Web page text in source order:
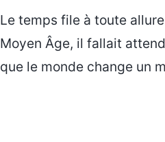
Le temps file à toute
Moyen Âge, il fallait
que le monde change un